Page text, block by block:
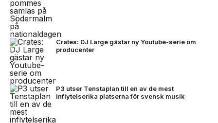
Crates: DJ Large gästar ny Youtube-serie om
producenter
P3 utser Tenstaplan till en av de mest
inflytelserika platserna för svensk musik